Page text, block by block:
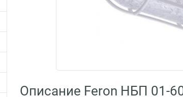
Описание Feron НБП 01-